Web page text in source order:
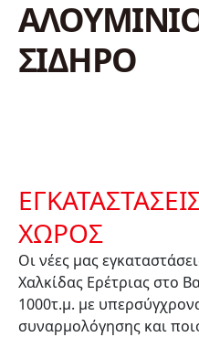
ΣΙΔΗΡΟ
ΧΩΡΟΣ
Οι νέες μας
Χαλκίδας Ερέτριας στο
1000τ.μ. με
συναρμολόγησης και